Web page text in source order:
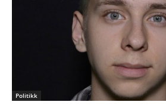
Politikk